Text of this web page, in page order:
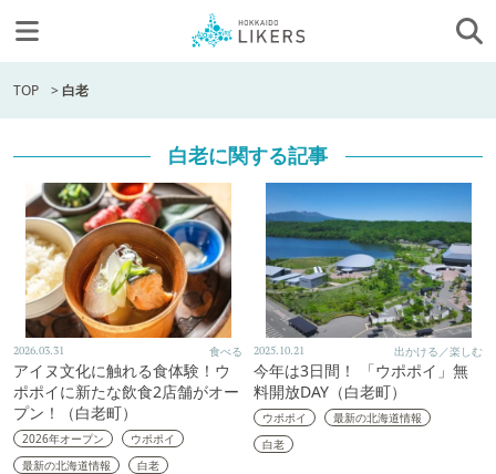
TOP > 白老
白老に関する記事
2026.03.31 食べる
アイヌ文化に触れる食体験！ウ
ポポイに新たな飲食2店舗がオー
プン！（白老町）
2026年オープン
ウポポイ
最新の北海道情報
白老
2025.10.21 出かける／楽しむ
今年は3日間！ 「ウポポイ」無
料開放DAY（白老町）
ウポポイ
最新の北海道情報
白老